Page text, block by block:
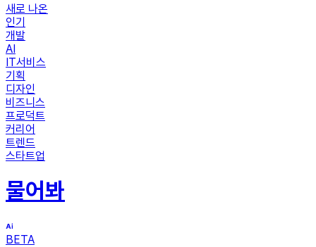
새로 나온
인기
개발
AI
IT서비스
기획
디자인
비즈니스
프로덕트
커리어
트렌드
스타트업
물어봐
BETA